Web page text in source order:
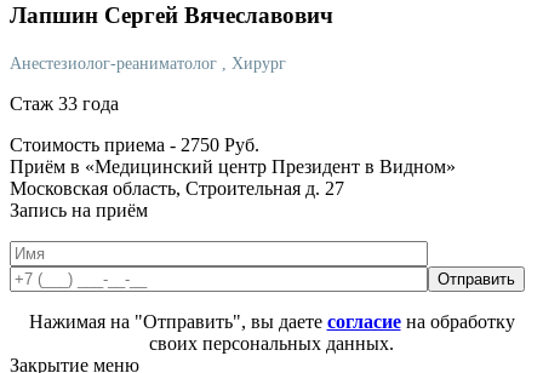
Лапшин Сергей Вячеславович
Анестезиолог-реаниматолог , Хирург
Стаж 33 года
Стоимость приема - 2750 Руб.
Приём в «Медицинский центр Президент в Видном»
Московская область, Строительная д. 27
Запись на приём
Нажимая на "Отправить", вы даете согласиена обработку
своих персональных данных.
Закрытие меню